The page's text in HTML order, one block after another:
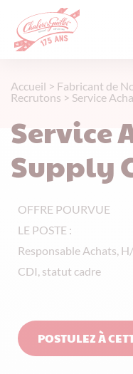
Accueil > Fabricant de
Recrutons > Service
Service
Supply
OFFRE POURVUE
LE POSTE :
Responsable Achats,
CDI, statut cadre
POSTULEZ À